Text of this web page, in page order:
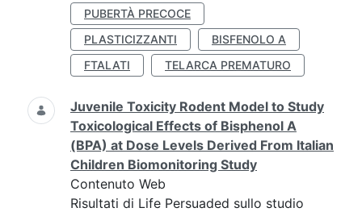
PUBERTÀ PRECOCE
PLASTICIZZANTI
BISFENOLO A
FTALATI
TELARCA PREMATURO
Juvenile Toxicity Rodent Model to Study
Toxicological Effects of Bisphenol A
(BPA) at Dose Levels Derived From Italian
Children Biomonitoring Study
Contenuto Web
Risultati di Life Persuaded sullo studio